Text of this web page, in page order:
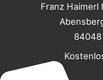
Franz Haimerl